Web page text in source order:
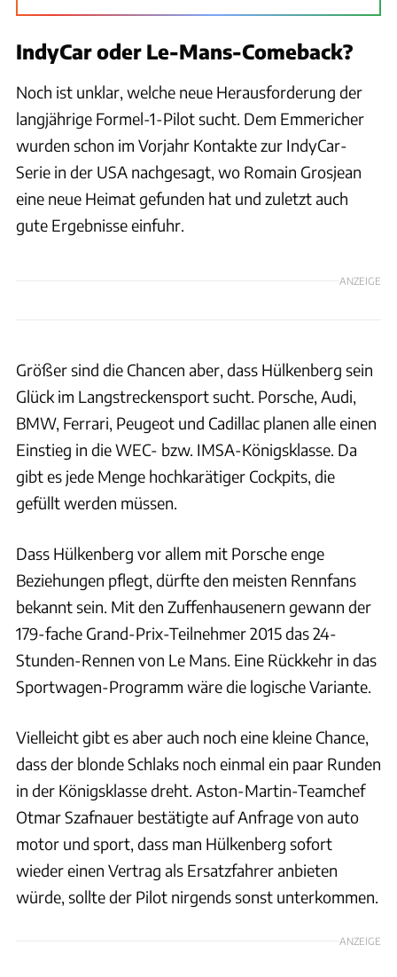
IndyCar oder Le-Mans-Comeback?
Noch ist unklar, welche neue Herausforderung der
langjährige Formel-1-Pilot sucht. Dem Emmericher
wurden schon im Vorjahr Kontakte zur IndyCar-
Serie in der USA nachgesagt, wo Romain Grosjean
eine neue Heimat gefunden hat und zuletzt auch
gute Ergebnisse einfuhr.
ANZEIGE
Größer sind die Chancen aber, dass Hülkenberg sein
Glück im Langstreckensport sucht. Porsche, Audi,
BMW, Ferrari, Peugeot und Cadillac planen alle einen
Einstieg in die WEC- bzw. IMSA-Königsklasse. Da
gibt es jede Menge hochkarätiger Cockpits, die
gefüllt werden müssen.
Dass Hülkenberg vor allem mit Porsche enge
Beziehungen pflegt, dürfte den meisten Rennfans
bekannt sein. Mit den Zuffenhausenern gewann der
179-fache Grand-Prix-Teilnehmer 2015 das 24-
Stunden-Rennen von Le Mans. Eine Rückkehr in das
Sportwagen-Programm wäre die logische Variante.
Vielleicht gibt es aber auch noch eine kleine Chance,
dass der blonde Schlaks noch einmal ein paar Runden
in der Königsklasse dreht. Aston-Martin-Teamchef
Otmar Szafnauer bestätigte auf Anfrage von auto
motor und sport, dass man Hülkenberg sofort
wieder einen Vertrag als Ersatzfahrer anbieten
würde, sollte der Pilot nirgends sonst unterkommen.
ANZEIGE